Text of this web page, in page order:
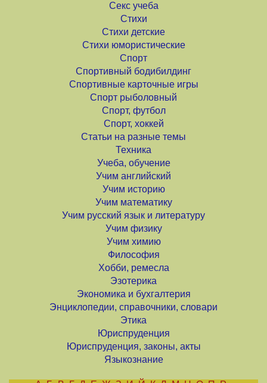
Секс учеба
Стихи
Стихи детские
Стихи юмористические
Спорт
Спортивный бодибилдинг
Спортивные карточные игры
Спорт рыболовный
Спорт, футбол
Спорт, хоккей
Статьи на разные темы
Техника
Учеба, обучение
Учим английский
Учим историю
Учим математику
Учим русский язык и литературу
Учим физику
Учим химию
Философия
Хобби, ремесла
Эзотерика
Экономика и бухгалтерия
Энциклопедии, справочники, словари
Этика
Юриспруденция
Юриспруденция, законы, акты
Языкознание